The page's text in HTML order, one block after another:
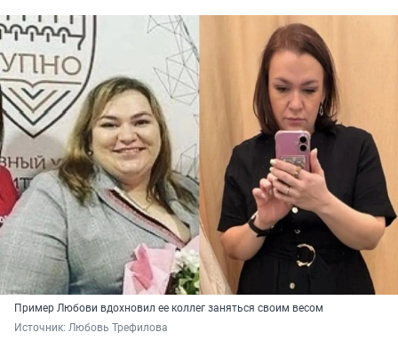
Пример Любови вдохновил ее коллег заняться своим весом
Источник: Любовь Трефилова